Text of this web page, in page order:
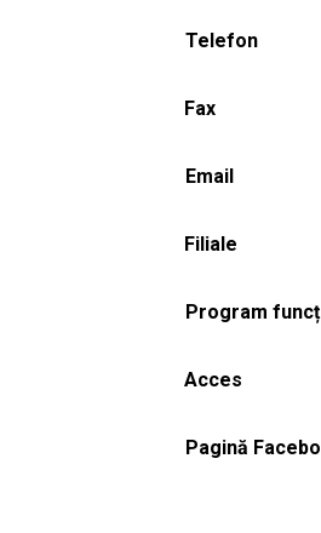
Telefon
Fax
Email
Filiale
Program
Acces
Pagină